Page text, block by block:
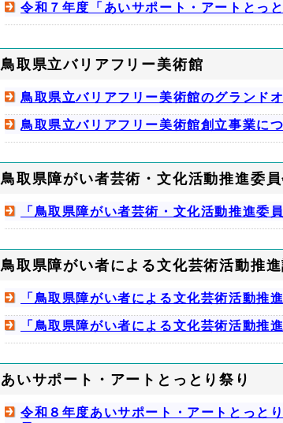
令和７年度「あいサポート・アートとっ
鳥取県立バリアフリー美術館
鳥取県立バリアフリー美術館のグランド
鳥取県立バリアフリー美術館創立事業に
鳥取県障がい者芸術・文化活動推進委
「鳥取県障がい者芸術・文化活動推進委
鳥取県障がい者による文化芸術活動推
「鳥取県障がい者による文化芸術活動推
「鳥取県障がい者による文化芸術活動推
あいサポート・アートとっとり祭り
令和８年度あいサポート・アートとっと